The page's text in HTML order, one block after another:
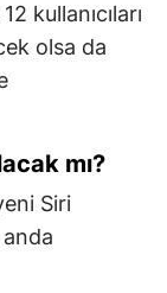
kullanıcıları
olsa da
mı?
Siri
anda